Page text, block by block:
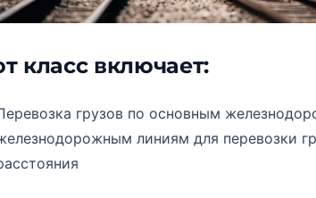
класс включает:
грузов по основным
линиям для перевозки